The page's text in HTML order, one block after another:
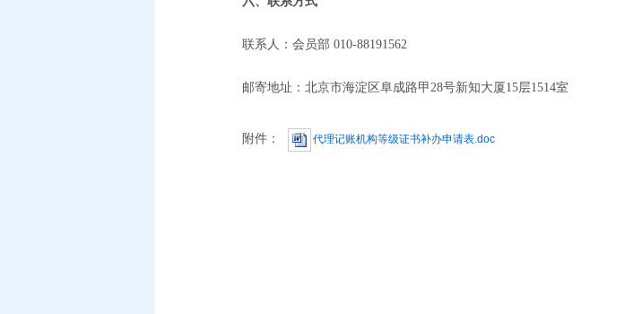
联系人：会员部 010-88191562
邮寄地址：北京市海淀区阜成路甲 28号新知大厦15层1514室
附件： 代理记账机构等级证书补办申请表.doc